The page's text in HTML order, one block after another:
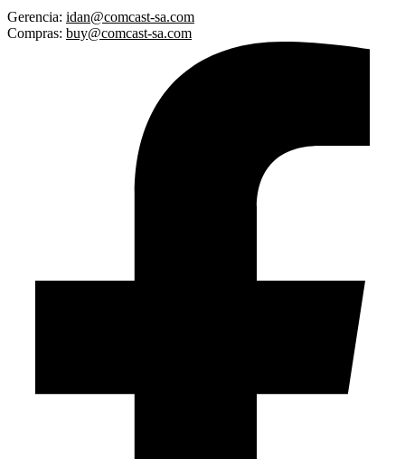
Gerencia: idan@comcast-sa.com
Compras: buy@comcast-sa.com